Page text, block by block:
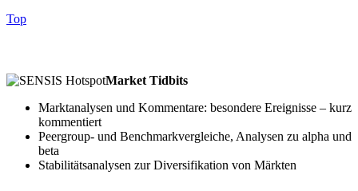
Top
Market Tidbits
Marktanalysen und Kommentare: besondere Ereignisse – kurz
kommentiert
Peergroup- und Benchmarkvergleiche, ­Analysen zu alpha und
beta
Stabilitätsanalysen zur Diversifikation von Märkten